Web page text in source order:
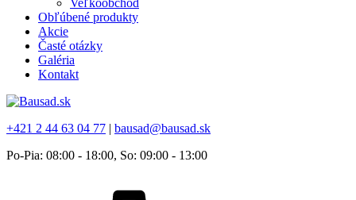
Veľkoobchod
Obľúbené produkty
Akcie
Časté otázky
Galéria
Kontakt
+421 2 44 63 04 77 | bausad@bausad.sk
Po-Pia: 08:00 - 18:00, So: 09:00 - 13:00